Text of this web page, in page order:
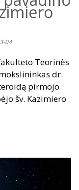
04
Teorinės
dr.
pirmojo
šv. Kazimiero